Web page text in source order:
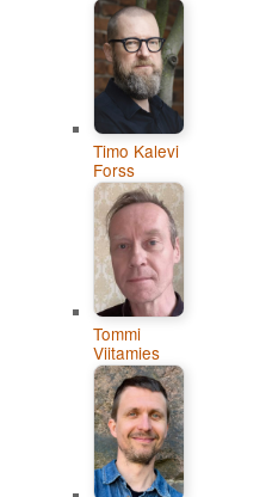
Timo Kalevi
Forss
Tommi
Viitamies